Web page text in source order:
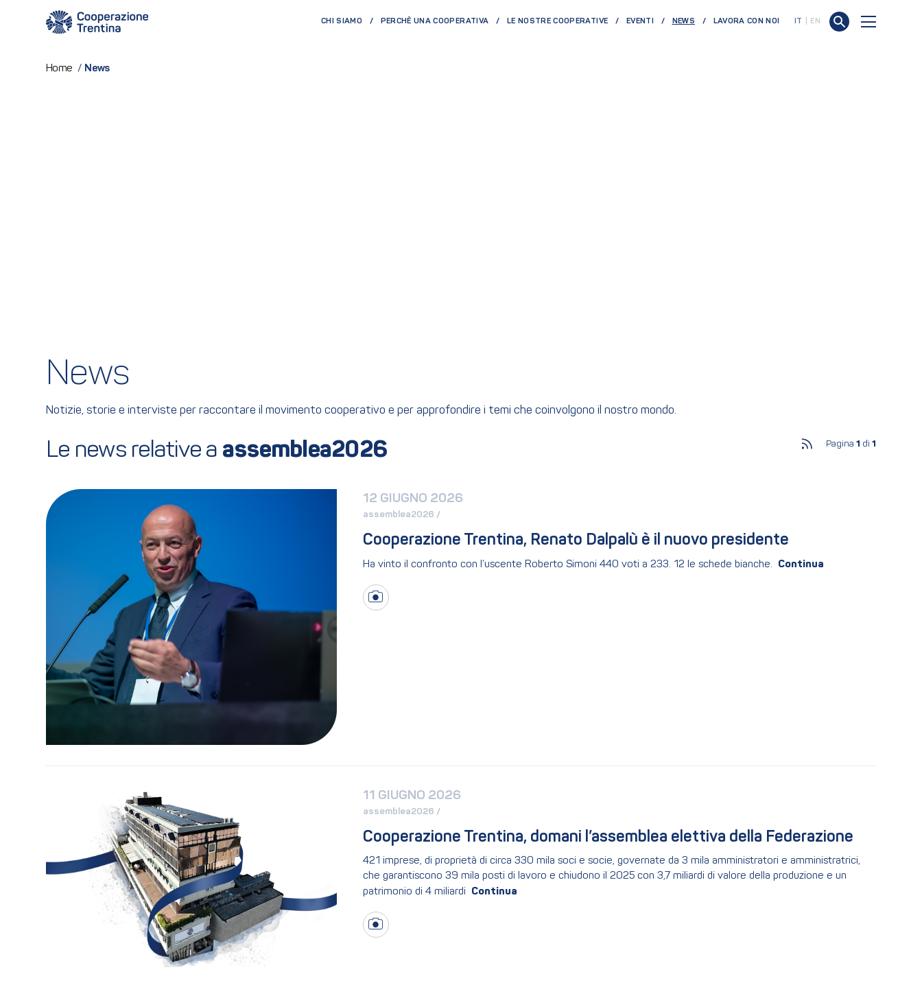
CHI SIAMO PERCHÈ UNA COOPERATIVA LE NOSTRE COOPERATIVE EVENTI NEWS(CURRENT)LAVORA CON NOI IT EN
Home / News
News
Notizie, storie e interviste per raccontare il movimento cooperativo e per approfondire i temi che coinvolgono il nostro mondo.
Le news relative a assemblea2026 Pagina 1 di 1
12 GIUGNO 2026
assemblea2026 /
Cooperazione Trentina, Renato Dalpalù è il nuovo presidente
Ha vinto il confronto con l’uscente Roberto Simoni 440 voti a 233. 12 le schede bianche.
11 GIUGNO 2026
assemblea2026 /
Cooperazione Trentina, domani l’assemblea elettiva della Federazione
421 imprese, di proprietà di circa 330 mila soci e socie, governate da 3 mila amministratori e amministratrici,
che garantiscono 39 mila posti di lavoro e chiudono il 2025 con 3,7 miliardi di valore della produzione e un
patrimonio di 4 miliardi